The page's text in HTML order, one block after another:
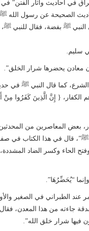
النبي ﷺ بفضة، فقال للنبي
سليم.
معادن يحضرها شرار الخلق”.
كما قال النبي ﷺ في
الكفار، { إِنَّ الَّذِينَ كَفَرُوا
بعض المعاصرين من
الحاء وكسر الضاد
“يُحَضِّرُهَا”.
جاءته من هذا المعدن،
فيها شرار خلق الله”.